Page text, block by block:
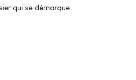
qui se démarque.